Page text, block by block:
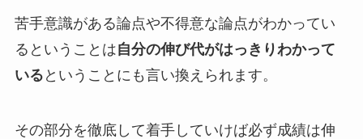
苦手意識がある論点や不得意な論点がわかってい
るということは自分の伸び代がはっきりわかって
いる ということにも言い換えられます。
その部分を徹底して着手していけば必ず成績は伸